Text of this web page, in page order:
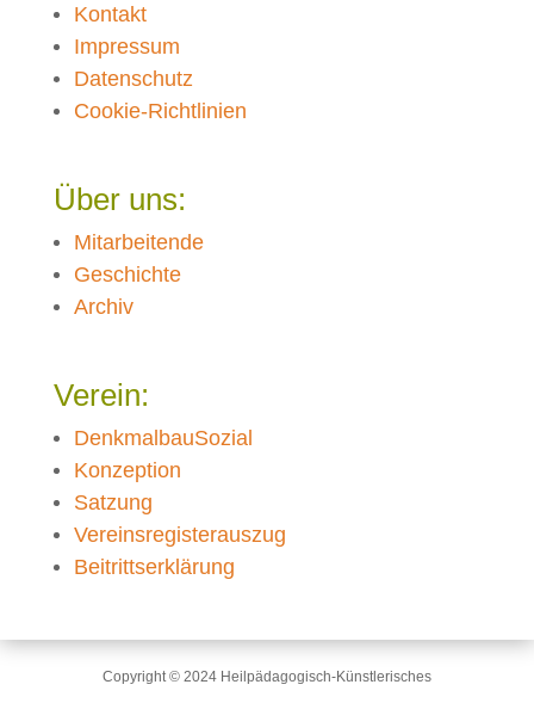
Kontakt
Impressum
Datenschutz
Cookie-Richtlinien
Über uns:
Mitarbeitende
Geschichte
Archiv
Verein:
DenkmalbauSozial
Konzeption
Satzung
Vereinsregisterauszug
Beitrittserklärung
Copyright © 2024 Heilpädagogisch-Künstlerisches